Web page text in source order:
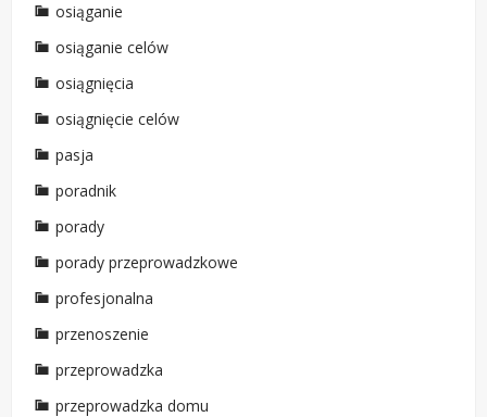
osiąganie
osiąganie celów
osiągnięcia
osiągnięcie celów
pasja
poradnik
porady
porady przeprowadzkowe
profesjonalna
przenoszenie
przeprowadzka
przeprowadzka domu